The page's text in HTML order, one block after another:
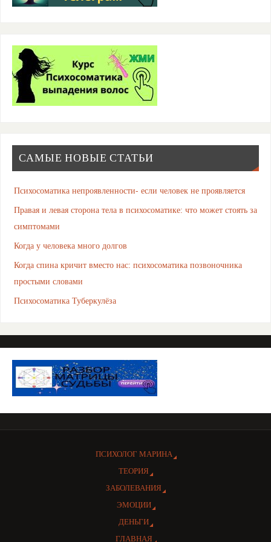
САМЫЕ НОВЫЕ СТАТЬИ
Психосоматика непроявленности- если человек не проявляется
Правая и левая сторона тела в психосоматике: что может стоять за
симптомами
Когда у человека много долгов
Когда спина кричит вместо нас: психосоматика позвоночника
простыми словами
Психосоматика Туберкулёза
ПСИХОЛОГ МАРИНА
ТЕОРИЯ
ЗАБОЛЕВАНИЯ
ЭМОЦИИ
ДЕНЬГИ
ГЛАВНАЯ